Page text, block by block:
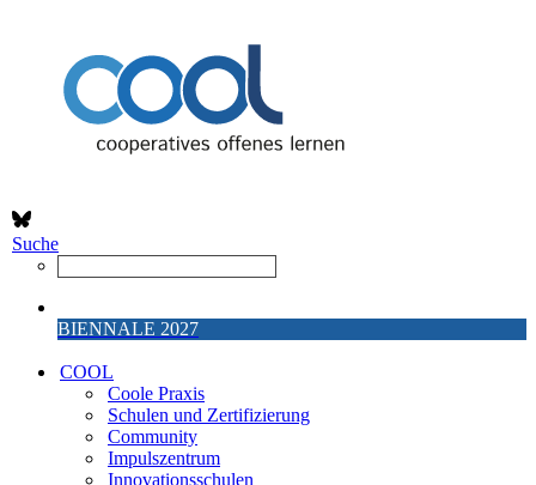
Suche
BIENNALE 2027
COOL
Coole Praxis
Schulen und Zertifizierung
Community
Impulszentrum
Innovationsschulen